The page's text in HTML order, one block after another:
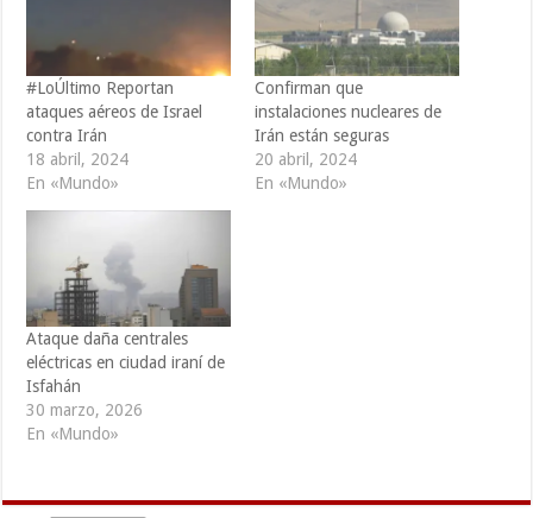
#LoÚltimo Reportan
ataques aéreos de Israel
contra Irán
18 abril, 2024
En «Mundo»
Confirman que
instalaciones nucleares de
Irán están seguras
20 abril, 2024
En «Mundo»
Ataque daña centrales
eléctricas en ciudad iraní de
Isfahán
30 marzo, 2026
En «Mundo»